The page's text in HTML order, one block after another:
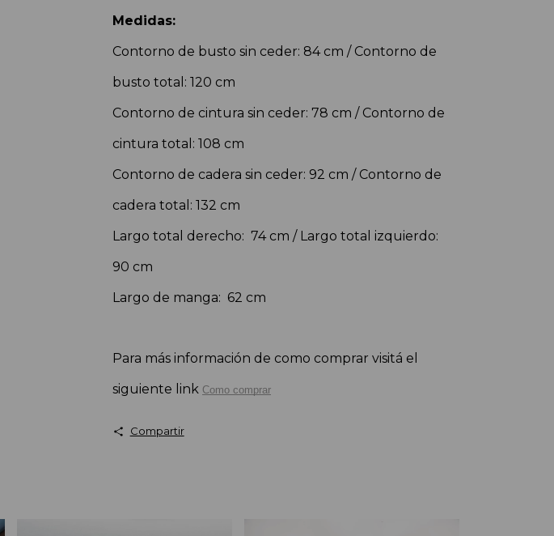
Medidas:
Contorno de busto sin ceder: 84 cm / Contorno de
busto total: 120 cm
Contorno de cintura sin ceder: 78 cm / Contorno de
cintura total: 108 cm
Contorno de cadera sin ceder: 92 cm / Contorno de
cadera total: 132 cm
Largo total derecho:  74 cm / Largo total izquierdo:
90 cm
Largo de manga:  62 cm
Para más información de como comprar visitá el
siguiente link Como comprar
Compartir